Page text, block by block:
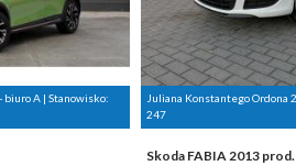
biuro A | Stanowisko:
Juliana Konstantego Ordona
247
Skoda FABIA 2013